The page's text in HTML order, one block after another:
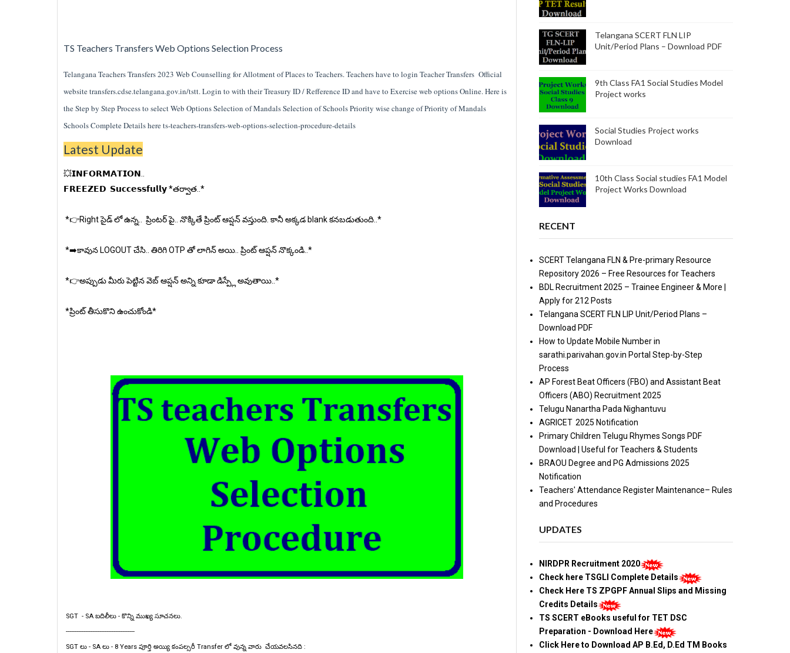
TS Teachers Transfers Web Options Selection Process
Telangana Teachers Transfers 2023 Web Counselling for Allotment of Places to Teachers. Teachers have to login Teacher Transfers Official
website transfers.cdse.telangana.gov.in/tstt. Login to with their Treasury ID / Refference ID and have to Exercise web options Online. Here is
the Step by Step Process to select Web Options Selection of Mandals Selection of Schools Priority wise change of Priority of Mandals
Schools Complete Details here ts-teachers-transfers-web-options-selection-procedure-details
Latest Update
💥𝗜𝗡𝗙𝗢𝗥𝗠𝗔𝗧𝗜𝗢𝗡..
𝗙𝗥𝗘𝗘𝗭𝗘𝗗 𝗦𝘂𝗰𝗰𝗲𝘀𝘀𝗳𝘂𝗹𝗹𝘆 *తర్వాత..*
*👉Right సైడ్ లో ఉన్న.. ప్రింటర్ పై.. నొక్కితే ప్రింట్ ఆప్షన్ వస్తుంది. కానీ అక్కడ blank కనబడుతుంది..*
*➡️కావున LOGOUT చేసి.. తిరిగి OTP తో లాగిన్ అయి.. ప్రింట్ ఆప్షన్ నొక్కండి..*
*👉అప్పుడు మీరు పెట్టిన వెబ్ ఆప్షన్ అన్ని కూడా డిస్ప్లే అవుతాయి..*
*ప్రింట్ తీసుకొని ఉంచుకోండి*
SGT - SA బదిలీలు - కొన్ని ముఖ్య సూచనలు.
---------------------------------------
SGT లు - SA లు - 8 Years పూర్తి అయ్యి కంపల్సరీ Transfer లో వున్న వారు చేయవలసినది :
Telangana SCERT FLN LIP
Unit/Period Plans – Download PDF
9th Class FA1 Social Studies Model
Project works
Social Studies Project works
Download
10th Class Social studies FA1 Model
Project Works Download
RECENT
SCERT Telangana FLN & Pre-primary Resource
Repository 2026 – Free Resources for Teachers
BDL Recruitment 2025 – Trainee Engineer & More |
Apply for 212 Posts
Telangana SCERT FLN LIP Unit/Period Plans –
Download PDF
How to Update Mobile Number in
sarathi.parivahan.gov.in Portal Step-by-Step
Process
AP Forest Beat Officers (FBO) and Assistant Beat
Officers (ABO) Recruitment 2025
Telugu Nanartha Pada Nighantuvu
AGRICET 2025 Notification
Primary Children Telugu Rhymes Songs PDF
Download | Useful for Teachers & Students
BRAOU Degree and PG Admissions 2025
Notification
Teachers' Attendance Register Maintenance– Rules
and Procedures
UPDATES
NIRDPR Recruitment 2020
Check here TSGLI Complete Details
Check Here TS ZPGPF Annual Slips and Missing
Credits Details
TS SCERT eBooks useful for TET DSC
Preparation - Download Here
Click Here to Download AP B.Ed, D.Ed TM Books